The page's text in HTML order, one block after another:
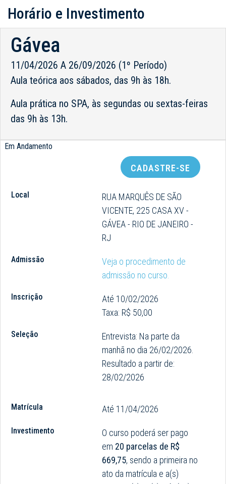
Horário e Investimento
Gávea
11/04/2026 A 26/09/2026 (1º Período)
Aula teórica aos sábados, das 9h às 18h.
Aula prática no SPA, às segundas ou sextas-feiras
das 9h às 13h.
Em Andamento
CADASTRE-SE
Local
RUA MARQUÊS DE SÃO
VICENTE, 225 CASA XV -
GÁVEA - RIO DE JANEIRO -
RJ
Admissão
Veja o procedimento de
admissão no curso.
Inscrição
Até 10/02/2026
Taxa: R$ 50,00
Seleção
Entrevista: Na parte da
manhã no dia 26/02/2026.
Resultado a partir de:
28/02/2026
Matrícula Até 11/04/2026
Investimento
O curso poderá ser pago
em 20 parcelas de R$
669,75, sendo a primeira no
ato da matrícula e a(s)